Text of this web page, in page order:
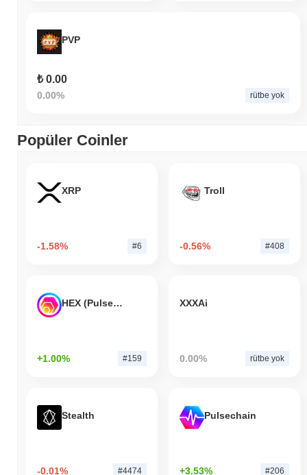
PVP
₺ 0.00
0.00% rütbe yok
Popüler Coinler
XRP
-1.58% #6
Troll
-0.56% #408
HEX (Pulsechain)
+1.00% #159
XXXAi
0.00% rütbe yok
Stealth
-0.01% #4474
Pulsechain
+3.53% #206